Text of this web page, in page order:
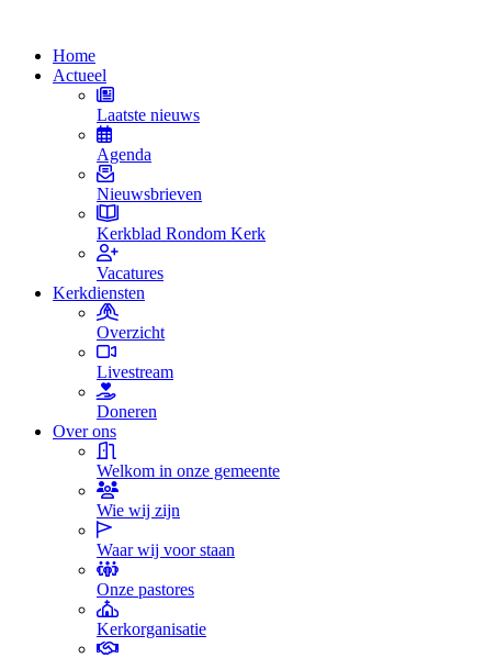
Home
Actueel
Laatste nieuws
Agenda
Nieuwsbrieven
Kerkblad Rondom Kerk
Vacatures
Kerkdiensten
Overzicht
Livestream
Doneren
Over ons
Welkom in onze gemeente
Wie wij zijn
Waar wij voor staan
Onze pastores
Kerkorganisatie